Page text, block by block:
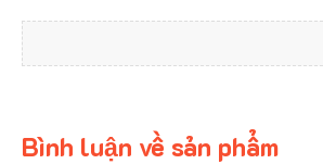
Bình luận về sản phẩm